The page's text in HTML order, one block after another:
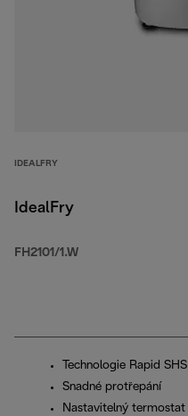
IDEALFRY
IdealFry
FH2101/1.W
Technologie Rapid SHS
Snadné protřepání
Nastavitelný termostat